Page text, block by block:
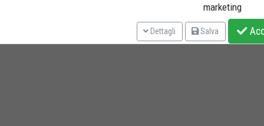
marketing
Dettagli Salva